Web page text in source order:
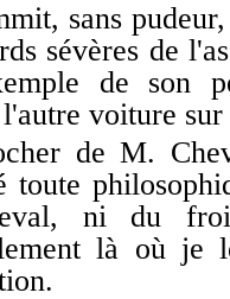
sans
sévères de
de son
voiture sur
de M.
toute
ni du
là où je